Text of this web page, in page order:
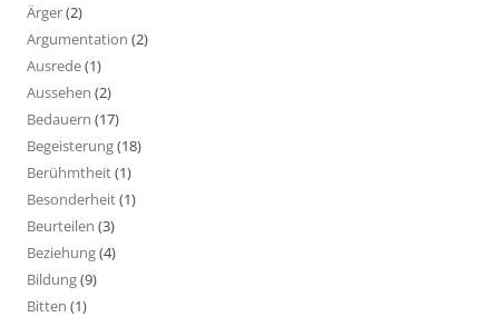
Ärger(2)
Argumentation (2)
Ausrede(1)
Aussehen (2)
Bedauern (17)
Begeisterung(18)
Berühmtheit(1)
Besonderheit(1)
Beurteilen (3)
Beziehung(4)
Bildung(9)
Bitten (1)